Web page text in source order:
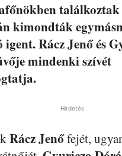
találkoztak
kimondták
Rácz Jenő és
mindenki szívét
Hirdetés
Rácz Jenőfejét,